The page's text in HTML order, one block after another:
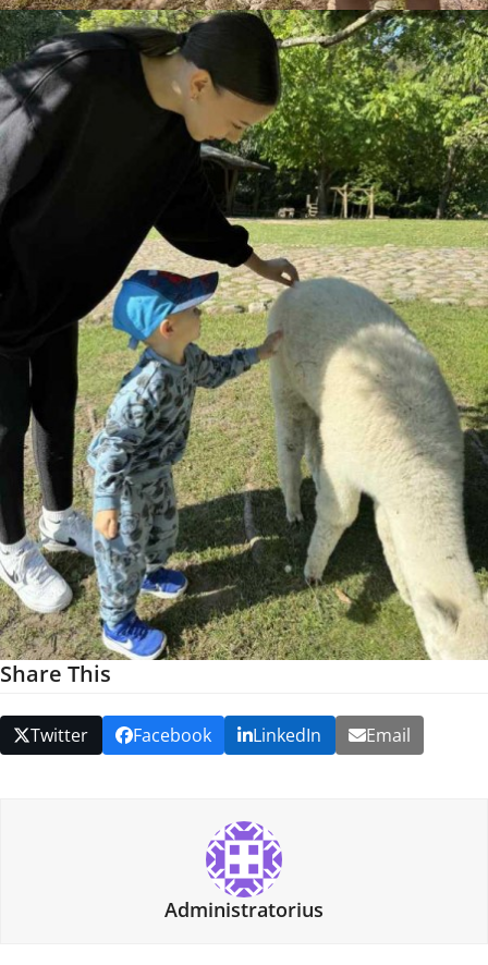
Share This
Twitter Facebook LinkedIn Email
Administratorius